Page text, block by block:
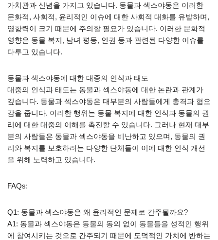
가치관과 신념을 가지고 있습니다. 동물과 섹스야동은 이러한
문화적, 사회적, 윤리적인 이슈에 대한 사회적 대화를 유발하며,
영향력이 크기 때문에 주의할 필요가 있습니다. 이러한 문화적
영향은 동물 복지, 남녀 평등, 인권 등과 관련된 다양한 이슈를
다루고 있습니다.
동물과 섹스야동에 대한 대중의 인식과 태도
대중의 인식과 태도는 동물과 섹스야동에 대한 논란과 관계가
깊습니다. 동물과 섹스야동은 대부분의 사람들에게 충격과 혐오
감을 줍니다. 이러한 행위는 동물 복지에 대한 인식과 동물의 권
리에 대한 대중의 이해를 촉진할 수 있습니다. 그러나 현재 대부
분의 사람들은 동물과 섹스야동을 비난하고 있으며, 동물의 권
리와 복지를 보호하려는 다양한 단체들이 이에 대한 인식 개선
을 위해 노력하고 있습니다.
FAQs:
Q1: 동물과 섹스야동은 왜 윤리적인 문제로 간주될까요?
A1: 동물과 섹스야동은 동물의 동의 없이 동물들을 성적인 행위
에 참여시키는 것으로 간주되기 때문에 도덕적인 가치에 반하는